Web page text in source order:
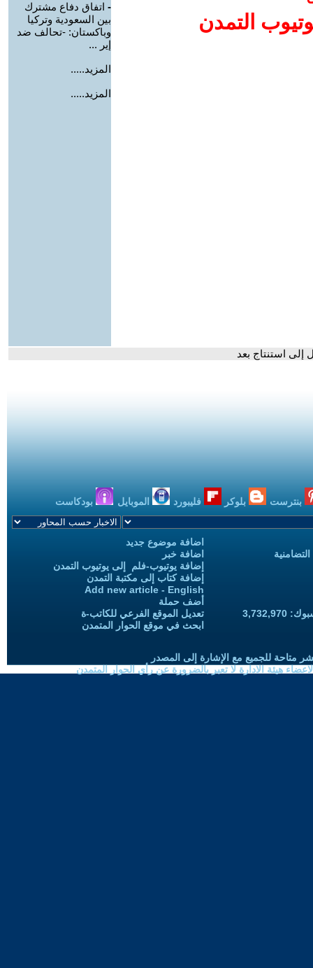
التمدن
- اتفاق دفاع مشترك
بين السعودية وتركيا
وباكستان: -تحالف ضد
إير ...
المزيد.....
المزيد.....
إلى استنتاج بعد
بنترست بلوكر فليبورد الموبايل بودكاست
اضافة موضوع جديد
اضافة خبر
إضافة يوتيوب-فلم إلى يوتيوب التمدن
إضافة كتاب إلى مكتبة التمدن
Add new article - English
أضف حملة
تعديل الموقع الفرعي للكاتب-ة
ابحث في موقع الحوار المتمدن
متاحة للجميع مع الإشارة إلى المصدر
هيئة الادارة لا تعبر بالضرورة عن رأي الحوار المتمدن